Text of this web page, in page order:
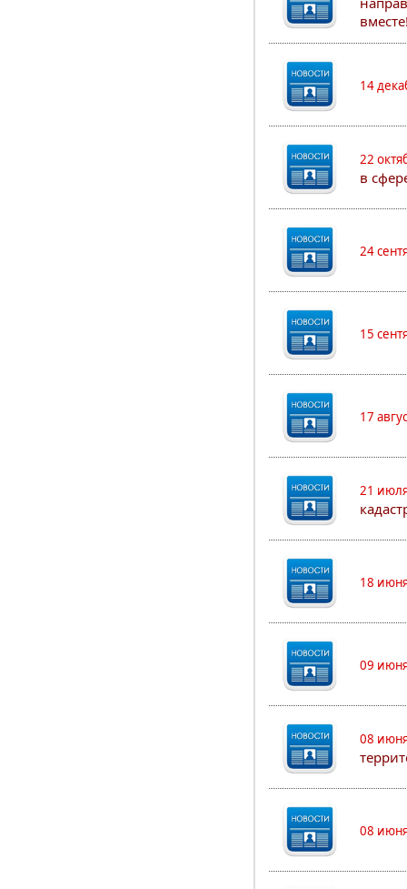
14
22
в
24
15
17
21
18
09
08
08